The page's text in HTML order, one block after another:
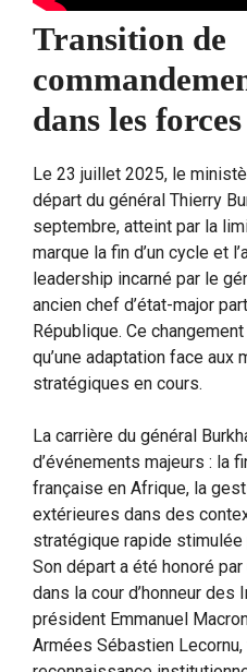
Transition de
dans les
Le 23 juillet 2025, le
départ du général Thierry
septembre, atteint par la
marque la fin d’un cycle et
leadership incarné par le
ancien chef d’état-major
République. Ce
qu’une adaptation face
stratégiques en cours.
La carrière du général
d’événements majeurs : la
française en Afrique, la
extérieures dans des
stratégique rapide stimulée
Son départ a été honoré
dans la cour d’honneur
président Emmanuel
Armées Sébastien